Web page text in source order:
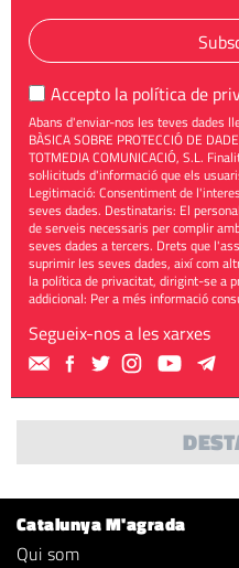
Accepto la política de
Abans d'enviar-nos les teves dades
BÀSICA SOBRE PROTECCIÓ DE
TOTMEDIA COMUNICACIÓ, S.L.
sol·licituds d'informació que els
Legitimació: Consentiment de
seves dades. Destinataris: El
de serveis necessaris per complir
seves dades a tercers. Drets que
suprimir les seves dades, així com
la política de privacitat, dirigint-se a
addicional: Per a més informació
Segueix-nos a les xarxes
Catalunya M'agrada
Qui som